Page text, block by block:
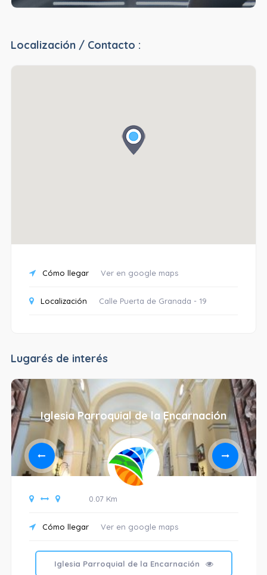
Localización / Contacto :
Cómo llegar Ver en google maps
Localización Calle Puerta de Granada - 19
Lugarés de interés
Iglesia Parroquial de la Encarnación
0.07 Km
Cómo llegar Ver en google maps
Iglesia Parroquial de la Encarnación